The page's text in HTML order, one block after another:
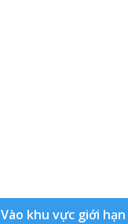
Vào khu vực giới